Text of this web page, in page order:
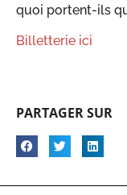
quoi portent-ils
Billetterie ici
PARTAGER SUR